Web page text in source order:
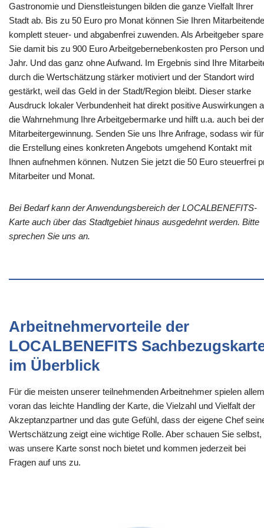
Gastronomie und Dienstleistungen bilden die ganze Vielfalt Ihrer
Stadt ab. Bis zu 50 Euro pro Monat können Sie Ihren
komplett steuer- und abgabenfrei zuwenden. Als Arbeitgeber
Sie damit bis zu 900 Euro Arbeitgebernebenkosten pro Person und
Jahr. Und das ganz ohne Aufwand. Im Ergebnis sind Ihre
durch die Wertschätzung stärker motiviert und der Standort wird
gestärkt, weil das Geld in der Stadt/Region bleibt. Dieser starke
Ausdruck lokaler Verbundenheit hat direkt positive Auswirkungen
die Wahrnehmung Ihre Arbeitgebermarke und hilft u.a. auch bei der
Mitarbeitergewinnung. Senden Sie uns Ihre Anfrage, sodass wir für
die Erstellung eines konkreten Angebots umgehend Kontakt mit
Ihnen aufnehmen können. Nutzen Sie jetzt die 50 Euro steuerfrei
Mitarbeiter und Monat.
Bei Bedarf kann der Anwendungsbereich der LOCALBENEFITS-
Karte auch über das Stadtgebiet hinaus ausgedehnt werden. Bitte
sprechen Sie uns an.
Arbeitnehmervorteile der
LOCALBENEFITS
im Überblick
Für die meisten unserer teilnehmenden Arbeitnehmer spielen allem
voran das leichte Handling der Karte, die Vielzahl und Vielfalt der
Akzeptanzpartner und das gute Gefühl, dass der eigene Chef
Wertschätzung zeigt eine wichtige Rolle. Aber schauen Sie selbst,
was unsere Karte sonst noch bietet und kommen jederzeit bei
Fragen auf uns zu.